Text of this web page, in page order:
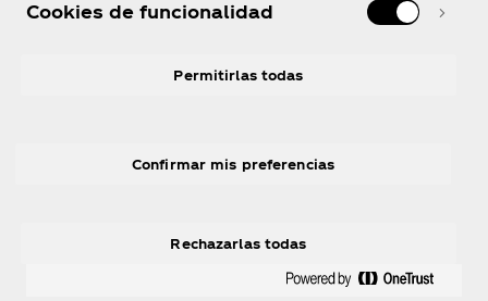
Cookies de funcionalidad
Permitirlas todas
Rechazarlas todas
Confirmar mis preferencias